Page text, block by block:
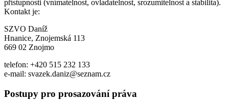
přístupnosti (vnímatelnost, ovladatelnost, srozumitelnost a stabilita).
Kontakt je:
SZVO Daníž
Hnanice, Znojemská 113
669 02 Znojmo
telefon: +420 515 232 133
e-mail: svazek.daniz@seznam.cz
Postupy pro prosazování práva